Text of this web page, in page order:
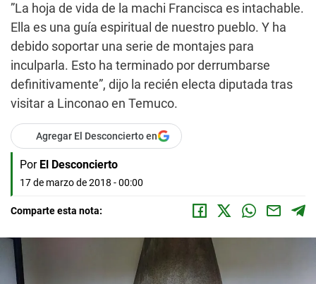
”La hoja de vida de la machi Francisca es intachable.
Ella es una guía espiritual de nuestro pueblo. Y ha
debido soportar una serie de montajes para
inculparla. Esto ha terminado por derrumbarse
definitivamente”, dijo la recién electa diputada tras
visitar a Linconao en Temuco.
Agregar El Desconcierto en
Por El Desconcierto
17 de marzo de 2018 - 00:00
Comparte esta nota: